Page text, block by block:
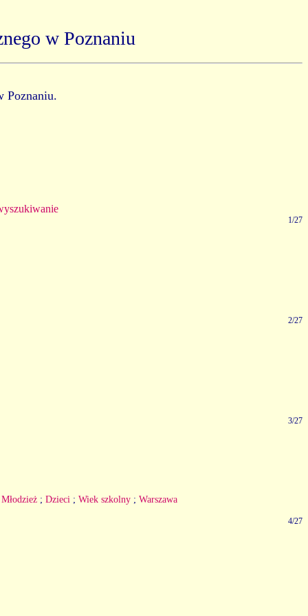
w Poznaniu
Poznaniu.
1/27
2/27
3/27
Młodzież ; Dzieci ; Wiek szkolny ; Warszawa
4/27